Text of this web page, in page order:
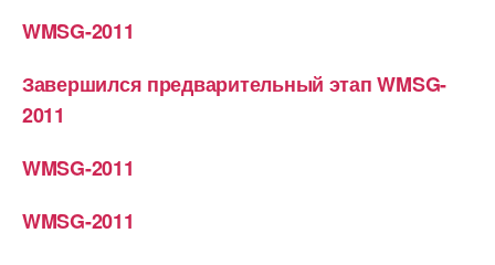
WMSG-2011
Завершился предварительный этап WMSG-
2011
WMSG-2011
WMSG-2011